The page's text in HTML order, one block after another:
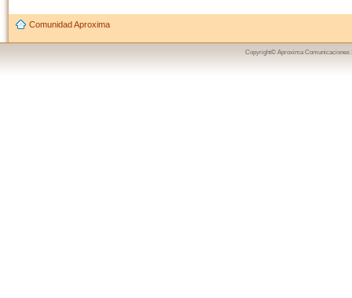
Comunidad Aproxima
Copyright© Aproxima Comunicaciones